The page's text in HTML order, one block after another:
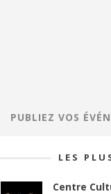
PUBLIEZ VOS
LES
Centre